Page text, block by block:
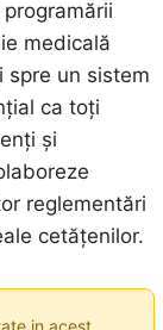
medicală
spre un sistem
ca toți
și
reglementări
cetățenilor.
in acest